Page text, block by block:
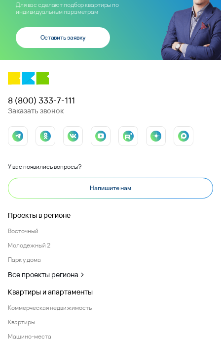
Для вас сделают подбор квартиры по
индивидуальным параметрам
Оставить заявку
8 (800) 333-7-111
Заказать звонок
У вас появились вопросы?
Напишите нам
Проекты в регионе
Восточный
Молодежный 2
Парк у дома
Все проекты региона
Квартиры и апартаменты
Коммерческая недвижимость
Квартиры
Машино-места